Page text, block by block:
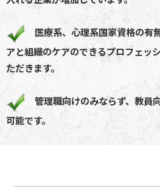
医療系、心理系国家資格の有
アと組織のケアのできるプロフェッ
ただきます。
管理職向けのみならず、教員
可能です。